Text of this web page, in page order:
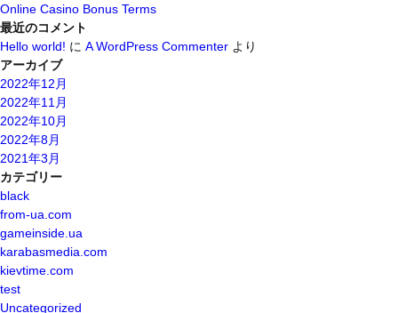
Online Casino Bonus Terms
最近のコメント
Hello world! に A WordPress Commenter より
アーカイブ
2022年12月
2022年11月
2022年10月
2022年8月
2021年3月
カテゴリー
black
from-ua.com
gameinside.ua
karabasmedia.com
kievtime.com
test
Uncategorized